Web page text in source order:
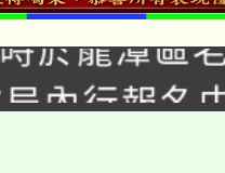
! 於龍潭區
內行報名